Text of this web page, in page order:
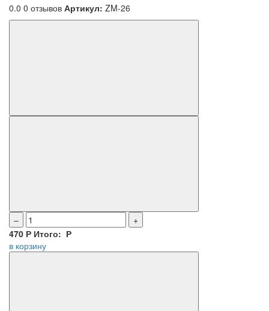
0.0 0 отзывов Артикул: ZM-26
–
+
470 Р Итого: Р
в корзину